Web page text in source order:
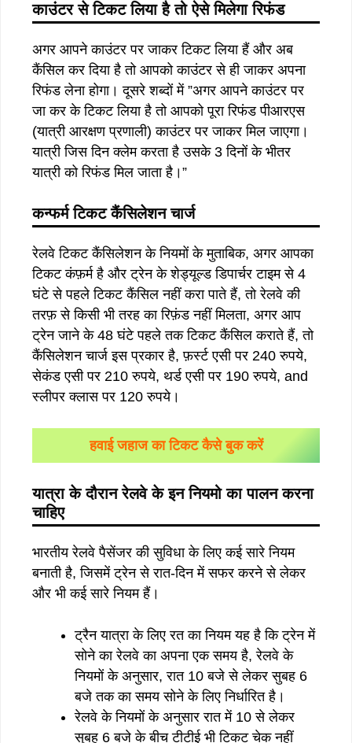
काउंटर से टिकट लिया है तो ऐसे मिलेगा रिफंड
अगर आपने काउंटर पर जाकर टिकट लिया हैं और अब
कैंसिल कर दिया है तो आपको काउंटर से ही जाकर अपना
रिफंड लेना होगा। दूसरे शब्दों में ”अगर आपने काउंटर पर
जा कर के टिकट लिया है तो आपको पूरा रिफंड पीआरएस
(यात्री आरक्षण प्रणाली) काउंटर पर जाकर मिल जाएगा।
यात्री जिस दिन क्लेम करता है उसके 3 दिनों के भीतर
यात्री को रिफंड मिल जाता है।”
कन्फर्म टिकट कैंसिलेशन चार्ज
रेलवे टिकट कैंसिलेशन के नियमों के मुताबिक, अगर आपका
टिकट कंफ़र्म है और ट्रेन के शेड्यूल्ड डिपार्चर टाइम से 4
घंटे से पहले टिकट कैंसिल नहीं करा पाते हैं, तो रेलवे की
तरफ़ से किसी भी तरह का रिफ़ंड नहीं मिलता, अगर आप
ट्रेन जाने के 48 घंटे पहले तक टिकट कैंसिल कराते हैं, तो
कैंसिलेशन चार्ज इस प्रकार है, फ़र्स्ट एसी पर 240 रुपये,
सेकंड एसी पर 210 रुपये, थर्ड एसी पर 190 रुपये, and
स्लीपर क्लास पर 120 रुपये।
हवाई जहाज का टिकट कैसे बुक करें
यात्रा के दौरान रेलवे के इन नियमो का पालन करना
चाहिए
भारतीय रेलवे पैसेंजर की सुविधा के लिए कई सारे नियम
बनाती है, जिसमें ट्रेन से रात-दिन में सफर करने से लेकर
और भी कई सारे नियम हैं।
ट्रैन यात्रा के लिए रत का नियम यह है कि ट्रेन में
सोने का रेलवे का अपना एक समय है, रेलवे के
नियमों के अनुसार, रात 10 बजे से लेकर सुबह 6
बजे तक का समय सोने के लिए निर्धारित है।
रेलवे के नियमों के अनुसार रात में 10 से लेकर
सुबह 6 बजे के बीच टीटीई भी टिकट चेक नहीं